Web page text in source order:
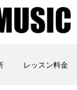
レッスン料金